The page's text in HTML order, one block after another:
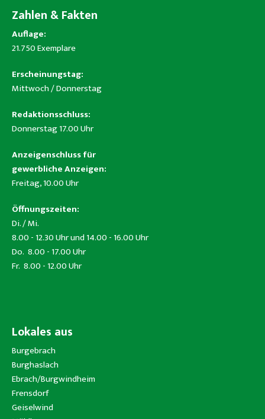
Zahlen & Fakten
Auflage:
21.750 Exemplare
Erscheinungstag:
Mittwoch / Donnerstag
Redaktionsschluss:
Donnerstag 17.00 Uhr
Anzeigenschluss für
gewerbliche Anzeigen:
Freitag, 10.00 Uhr
Öffnungszeiten:
Di. / Mi.
8.00 - 12.30 Uhr und 14.00 - 16.00 Uhr
Do. 8.00 - 17.00 Uhr
Fr. 8.00 - 12.00 Uhr
Lokales aus
Burgebrach
Burghaslach
Ebrach/Burgwindheim
Frensdorf
Geiselwind